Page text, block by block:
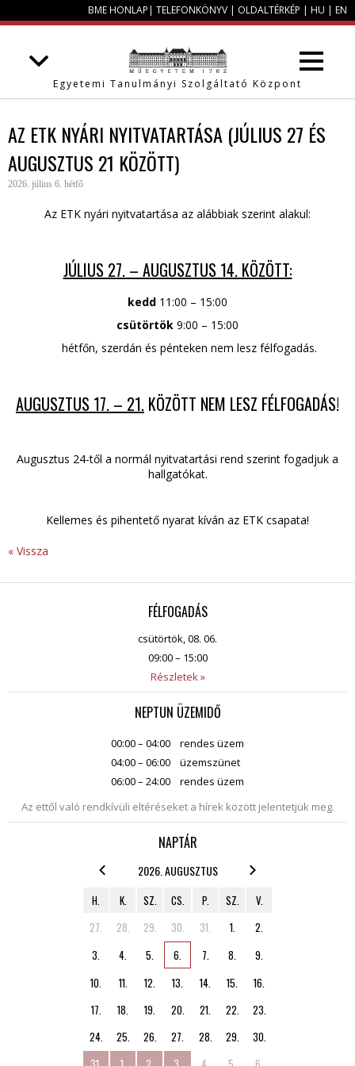
BME HONLAP| TELEFONKÖNYV | OLDALTÉRKÉP | HU | EN
Egyetemi Tanulmányi Szolgáltató Központ
AZ ETK NYÁRI NYITVATARTÁSA (JÚLIUS 27 ÉS
AUGUSZTUS 21 KÖZÖTT)
2026. július 6. hétfő
Az ETK nyári nyitvatartása az alábbiak szerint alakul:
JÚLIUS 27. – AUGUSZTUS 14. KÖZÖTT:
kedd 11:00 – 15:00
csütörtök 9:00 – 15:00
hétfőn, szerdán és pénteken nem lesz félfogadás.
AUGUSZTUS 17. – 21. KÖZÖTT NEM LESZ FÉLFOGADÁS!
Augusztus 24-től a normál nyitvatartási rend szerint fogadjuk a
hallgatókat.
Kellemes és pihentető nyarat kíván az ETK csapata!
« Vissza
FÉLFOGADÁS
csütörtök, 08. 06.
09:00 – 15:00
Részletek »
NEPTUN ÜZEMIDŐ
00:00 – 04:00
rendes üzem
04:00 – 06:00
üzemszünet
06:00 – 24:00
rendes üzem
Az ettől való rendkívüli eltéréseket a hírek között jelentetjük meg.
NAPTÁR
2026. AUGUSZTUS
H. K. SZ. CS. P. SZ.
V.
27.
28. 29. 30. 31. 1.
2.
3.
4. 5. 6. 7. 8.
9.
10.
11. 12. 13. 14. 15.
16.
17.
18. 19. 20. 21. 22.
23.
24.
25. 26. 27. 28. 29.
30.